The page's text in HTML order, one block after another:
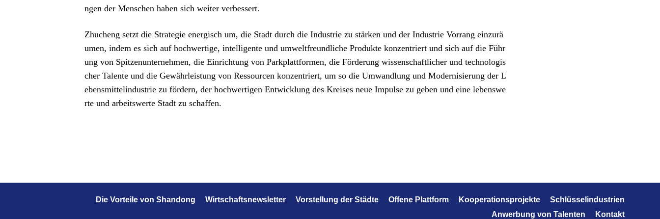
ngen der Menschen haben sich weiter verbessert.
Zhucheng setzt die Strategie energisch um, die Stadt durch die Industrie zu stärken und der Industrie Vorrang einzurä
umen, indem es sich auf hochwertige, intelligente und umweltfreundliche Produkte konzentriert und sich auf die Führ
ung von Spitzenunternehmen, die Einrichtung von Parkplattformen, die Förderung wissenschaftlicher und technologis
cher Talente und die Gewährleistung von Ressourcen konzentriert, um so die Umwandlung und Modernisierung der L
ebensmittelindustrie zu fördern, der hochwertigen Entwicklung des Kreises neue Impulse zu geben und eine lebenswe
rte und arbeitswerte Stadt zu schaffen.
Die Vorteile von Shandong Wirtschaftsnewsletter Vorstellung der Städte Offene Plattform Kooperationsprojekte
Schlüsselindustrien
Anwerbung von Talenten
Kontakt